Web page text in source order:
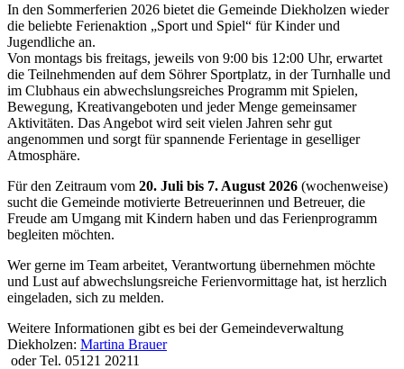
In den Sommerferien 2026 bietet die Gemeinde Diekholzen wieder
die beliebte Ferienaktion „Sport und Spiel“ für Kinder und
Jugendliche an.
Von montags bis freitags, jeweils von 9:00 bis 12:00 Uhr, erwartet
die Teilnehmenden auf dem Söhrer Sportplatz, in der Turnhalle und
im Clubhaus ein abwechslungsreiches Programm mit Spielen,
Bewegung, Kreativangeboten und jeder Menge gemeinsamer
Aktivitäten. Das Angebot wird seit vielen Jahren sehr gut
angenommen und sorgt für spannende Ferientage in geselliger
Atmosphäre.
Für den Zeitraum vom 20. Juli bis 7. August 2026 (wochenweise)
sucht die Gemeinde motivierte Betreuerinnen und Betreuer, die
Freude am Umgang mit Kindern haben und das Ferienprogramm
begleiten möchten.
Wer gerne im Team arbeitet, Verantwortung übernehmen möchte
und Lust auf abwechslungsreiche Ferienvormittage hat, ist herzlich
eingeladen, sich zu melden.
Weitere Informationen gibt es bei der Gemeindeverwaltung
Diekholzen: Martina Brauer
oder Tel. 05121 20211